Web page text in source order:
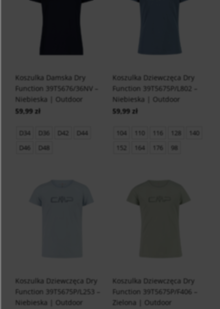
Koszulka Damska Dry
Function 39T5676/36NV –
Niebieska | Outdoor
59,99 zł
D34 D36 D42
D44
D46
D48
Koszulka Dziewczęca Dry
Function 39T5675P/L802 –
Niebieska | Outdoor
59,99 zł
104 110 116 128
140
152
164 176 98
Koszulka Dziewczęca Dry
Function 39T5675P/L253 –
Niebieska | Outdoor
Koszulka Dziewczęca Dry
Function 39T5675P/F406 –
Zielona | Outdoor